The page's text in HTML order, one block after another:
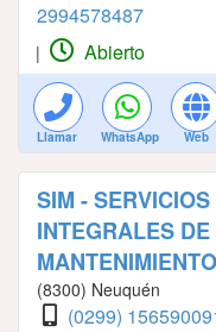
2994578487
| Abierto
Llamar WhatsApp Web
SIM - SERVICIOS
INTEGRALES DE
MANTENIMIENTO
(8300) Neuquén
(0299)